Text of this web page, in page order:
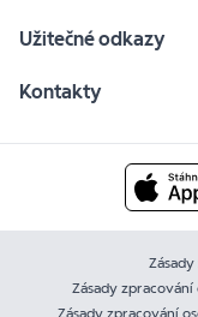
Užitečné odkazy
Kontakty
Zásady
Zásady zpracování